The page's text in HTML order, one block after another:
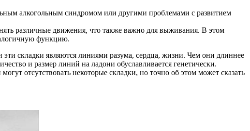
алкогольным синдромом или другими проблемами с развитием
различные движения, что также важно для выживания. В этом
функцию.
складки являются линиями разума, сердца, жизни. Чем они длиннее
и размер линий на ладони обуславливается генетически.
отсутствовать некоторые складки, но точно об этом может сказать